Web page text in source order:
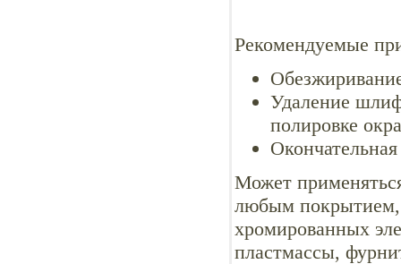
Рекомендуемые
Удаление
полировке
Может
любым покрытием,
хромированных
пластмассы,